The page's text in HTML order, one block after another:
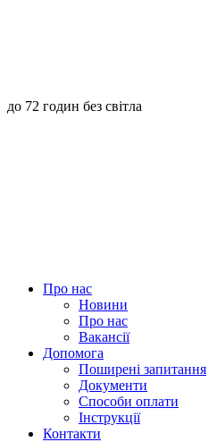
до 72 годин без світла
Про нас
Новини
Про нас
Вакансії
Допомога
Поширені запитання
Документи
Способи оплати
Інструкції
Контакти